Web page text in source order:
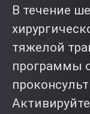
В течение
тяжелой
программы